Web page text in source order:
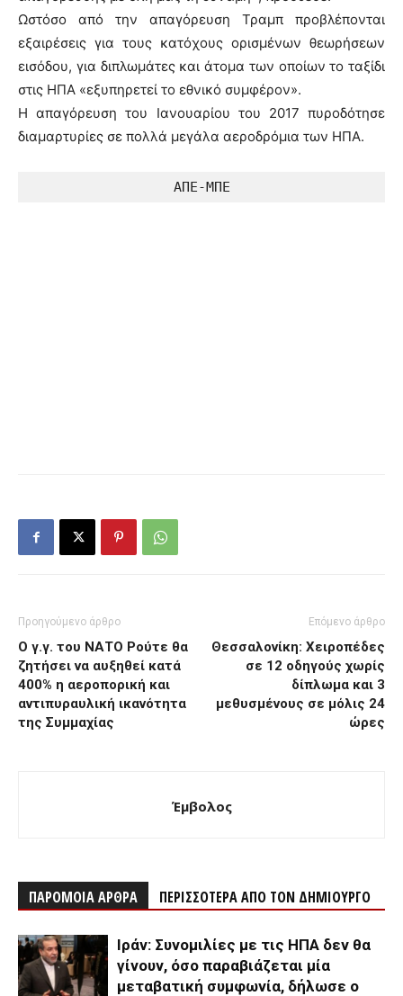
Ωστόσο από την απαγόρευση Τραμπ προβλέπονται
εξαιρέσεις για τους κατόχους ορισμένων θεωρήσεων
εισόδου, για διπλωμάτες και άτομα των οποίων το ταξίδι
στις ΗΠΑ «εξυπηρετεί το εθνικό συμφέρον».
Η απαγόρευση του Ιανουαρίου του 2017 πυροδότησε
διαμαρτυρίες σε πολλά μεγάλα αεροδρόμια των ΗΠΑ.
ΑΠΕ-ΜΠΕ
Προηγούμενο άρθρο
Ο γ.γ. του ΝΑΤΟ Ρούτε θα
ζητήσει να αυξηθεί κατά
400% η αεροπορική και
αντιπυραυλική ικανότητα
της Συμμαχίας
Επόμενο άρθρο
Θεσσαλονίκη: Χειροπέδες
σε 12 οδηγούς χωρίς
δίπλωμα και 3
μεθυσμένους σε μόλις 24
ώρες
Έμβολος
ΠΑΡΟΜΟΙΑ ΑΡΘΡΑ ΠΕΡΙΣΣΟΤΕΡΑ ΑΠΟ ΤΟΝ ΔΗΜΙΟΥΡΓΟ
Ιράν: Συνομιλίες με τις ΗΠΑ δεν θα
γίνουν, όσο παραβιάζεται μία
μεταβατική συμφωνία, δήλωσε ο